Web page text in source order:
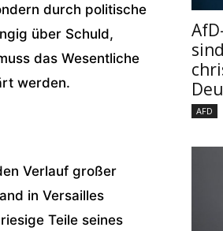
durch politische
über Schuld,
das Wesentliche
werden.
Verlauf großer
in Versailles
Teile seines
AFD